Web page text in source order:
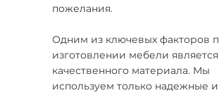
пожелания.
Одним из ключевых факторов
изготовлении мебели
качественного материала. Мы
используем только надежные и